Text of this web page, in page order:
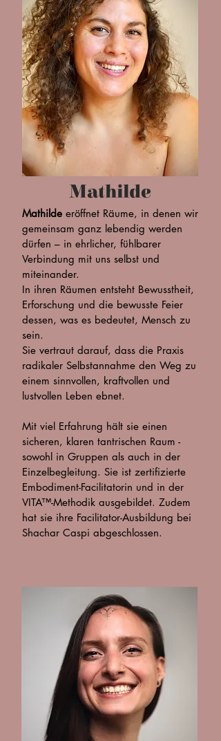
Mathilde
Mathilde eröffnet Räume, in denen wir
gemeinsam ganz lebendig werden
dürfen – in ehrlicher, fühlbarer
Verbindung mit uns selbst und
miteinander.
In ihren Räumen entsteht Bewusstheit,
Erforschung und die bewusste Feier
dessen, was es bedeutet, Mensch zu
sein.
Sie vertraut darauf, dass die Praxis
radikaler Selbstannahme den Weg zu
einem sinnvollen, kraftvollen und
lustvollen Leben ebnet.
Mit viel Erfahrung hält sie einen
sicheren, klaren tantrischen Raum -
sowohl in Gruppen als auch in der
Einzelbegleitung. Sie ist zertifizierte
Embodiment-Facilitatorin und in der
VITA™-Methodik ausgebildet. Zudem
hat sie ihre Facilitator-Ausbildung bei
Shachar Caspi abgeschlossen.